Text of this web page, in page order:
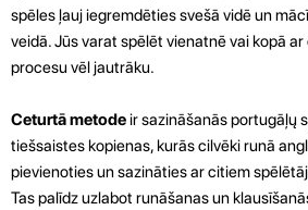
spēles ļauj iegremdēties svešā vidē un
veidā. Jūs varat spēlēt vienatnē vai kopā
procesu vēl jautrāku.
Ceturtā metodeir sazināšanās portugāļų
tiešsaistes kopienas, kurās cilvēki runā
pievienoties un sazināties ar citiem
Tas palīdz uzlabot runāšanas un